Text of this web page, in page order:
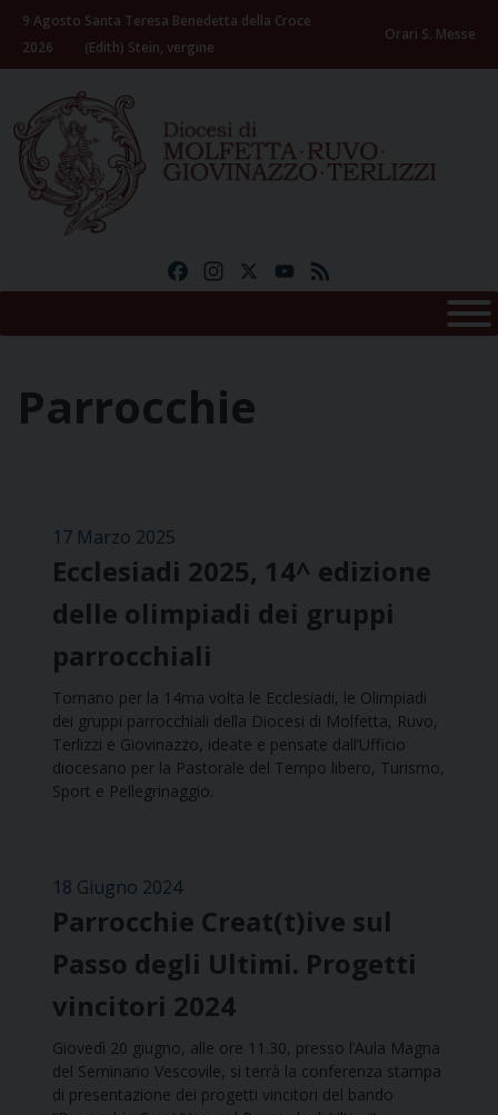
Skip
content
9 Agosto
2026
Santa Teresa Benedetta della Croce
(Edith) Stein, vergine
Orari S. Messe
FacebookInstagramYouTube
Parrocchie
17 Marzo 2025
Ecclesiadi 2025, 14^ edizione
delle olimpiadi dei gruppi
parrocchiali
Tornano per la 14ma volta le Ecclesiadi, le Olimpiadi
dei gruppi parrocchiali della Diocesi di Molfetta, Ruvo,
Terlizzi e Giovinazzo, ideate e pensate dall’Ufficio
diocesano per la Pastorale del Tempo libero, Turismo,
Sport e Pellegrinaggio.
18 Giugno 2024
Parrocchie Creat(t)ive sul
Passo degli Ultimi. Progetti
vincitori 2024
Giovedì 20 giugno, alle ore 11.30, presso l’Aula Magna
del Seminario Vescovile, si terrà la conferenza stampa
di presentazione dei progetti vincitori del bando